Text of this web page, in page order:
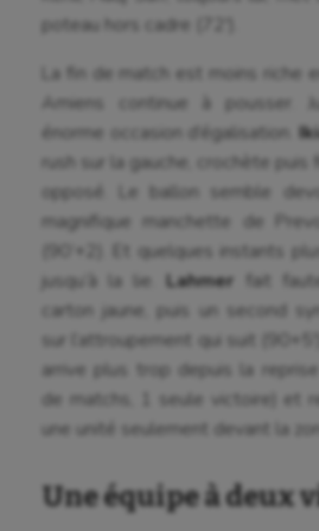
Cerf Volant
Cheerleading
Crossfit
Cyclisme
Danse
Equitation
Escrime
Flag football
poteau hors cadre (72′).
La fin de match est moins riche
Amiens continue à pousser.
énorme occasion d’égalisation.
rush sur la gauche, crochète
opposé. Le ballon semble
magnifique manchette de
(90’+2). Et quelques instants
jusqu’à la lie.Lahmer fait
carton jaune, puis un second
sur l’attroupement qui suit
arrive plus trop depuis la
de matchs, 1 seule victoire) et
une unité seulement devant la
Une équipe à deux